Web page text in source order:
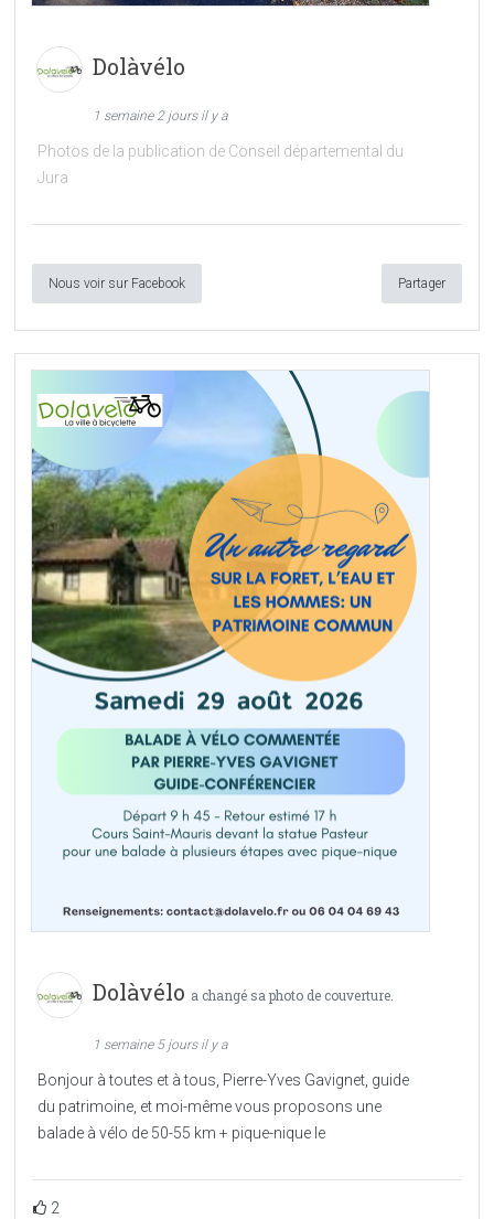
Dolàvélo
1 semaine 2 jours il y a
Photos de la publication de Conseil départemental du
Jura
Nous voir sur Facebook Partager
Dolàvélo a changé sa photo de couverture.
1 semaine 5 jours il y a
Bonjour à toutes et à tous, Pierre-Yves Gavignet, guide
du patrimoine, et moi-même vous proposons une
balade à vélo de 50-55 km + pique-nique le
2